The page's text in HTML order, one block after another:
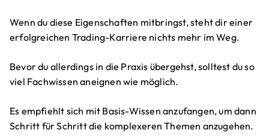
Wenn du diese Eigenschaften mitbringst, steht dir einer
erfolgreichen Trading-Karriere nichts mehr im Weg.
Bevor du allerdings in die Praxis übergehst, solltest du so
viel Fachwissen aneignen wie möglich.
Es empfiehlt sich mit Basis-Wissen anzufangen, um dann
Schritt für Schritt die komplexeren Themen anzugehen.